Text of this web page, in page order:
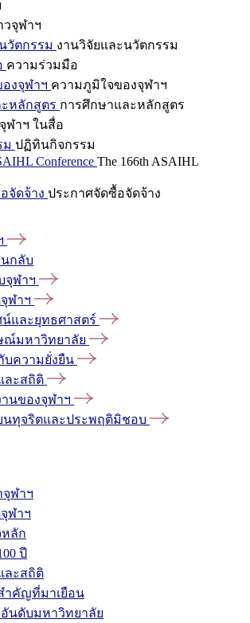
วจุฬาฯ
วัตกรรม งานวิจัยและนวัตกรรม
ความร่วมมือ
งจุฬาฯ ความภูมิใจของจุฬาฯ
หลักสูตร การศึกษาและหลักสูตร
จุฬาฯ ในสื่อ
ม ปฏิทินกิจกรรม
Conference The 166th ASAIHL
จัดจ้าง ประกาศจัดซื้อจัดจ้าง
กลับ
จุฬาฯ
ฬาฯ
และยุทธศาสตร์
ณ์มหาวิทยาลัย
บความยั่งยืน
ละสถิติ
นของจุฬาฯ
นทุจริตและประพฤติมิชอบ
ฬาฯ
ฬาฯ
ลัก
ปี
ละสถิติ
ำคัญที่มาเยือน
นดับมหาวิทยาลัย